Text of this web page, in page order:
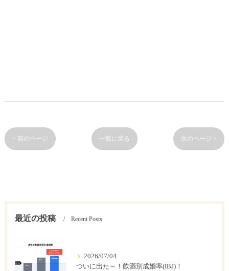
< 前のページ 一覧に戻る 次のページ >
最近の投稿 Recent Posts
2026/07/04
ついに出た～！飲酒別成婚率(IBJ)！